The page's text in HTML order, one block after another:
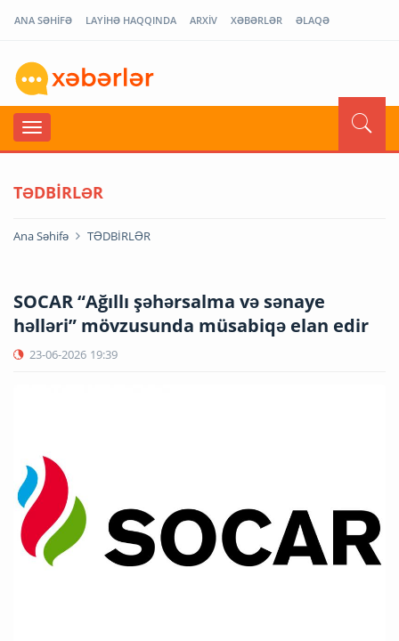
ANA SƏHİFƏ LAYİHƏ HAQQINDA ARXİV XƏBƏRLƏR ƏLAQƏ
TƏDBİRLƏR
Ana Səhifə TƏDBİRLƏR
SOCAR “Ağıllı şəhərsalma və sənaye
həlləri” mövzusunda müsabiqə elan edir
23-06-2026 19:39